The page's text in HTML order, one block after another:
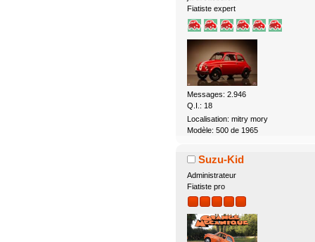
Fiatiste expert
Messages: 2.946
Q.I.: 18
Localisation: mitry mory
Modèle: 500 de 1965
Suzu-Kid
Administrateur
Fiatiste pro